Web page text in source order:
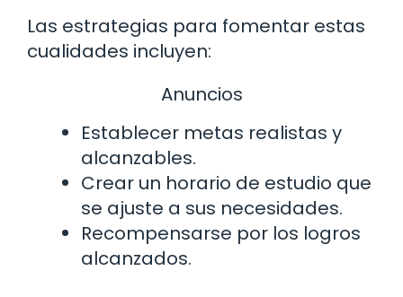
Las estrategias para fomentar estas
cualidades incluyen:
Anuncios
Establecer metas realistas y
alcanzables.
Crear un horario de estudio que
se ajuste a sus necesidades.
Recompensarse por los logros
alcanzados.